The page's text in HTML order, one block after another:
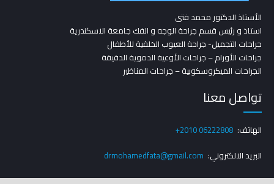
الأستاذ الدكتور محمد فتى
استاذ و رئيس قسم جراحة الوجه و الفك جامعة الاسكندرية
جراحات التجميل- جراحة العيوب الخلقية للأطفال
جراحات الأورام – جراحات الأوعية الدموية الدقيقة
الجراحات الميكروسكوبية – جراحات المناظير
تواصل معنا
الهاتف: +2010 06222808
البريد الالكتروني: drmohamedfata@gmail.com